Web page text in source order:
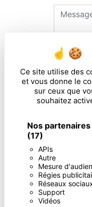
Ce site utilise des
et vous donne le
sur ceux que
souhaitez
Nos partenaires
(17)
APIs
Autre
Mesure
Régies
Réseaux
Support
Vidéos
Combien
En
** Les